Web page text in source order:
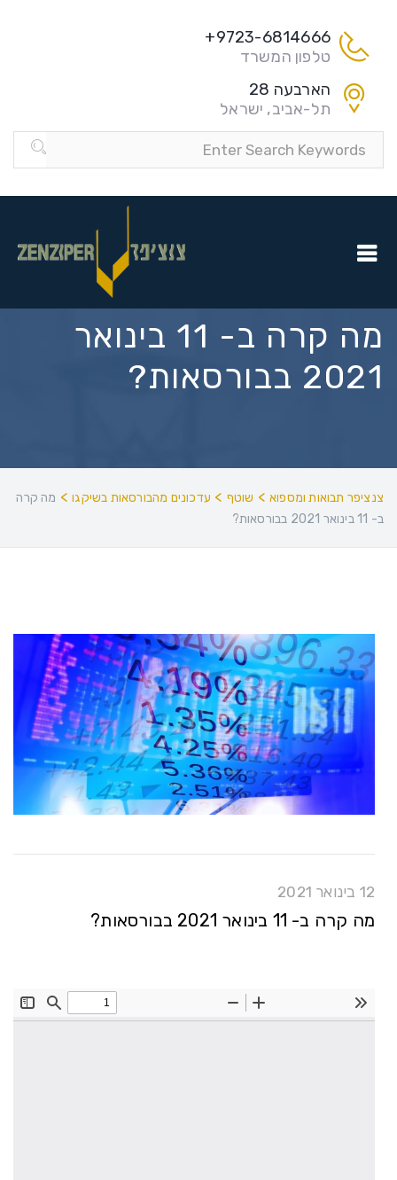
9723-6814666+
טלפון המשרד
הארבעה 28
תל-אביב, ישראל
מה קרה ב- 11 בינואר
2021 בבורסאות?
צנציפר תבואות ומספוא > שוטף > עדכונים מהבורסאות בשיקגו> מה קרה
ב- 11 בינואר 2021 בבורסאות?
12 בינואר 2021
מה קרה ב- 11 בינואר 2021 בבורסאות?